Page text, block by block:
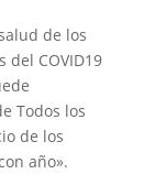
de los
del COVID19
Todos los
de los
año».